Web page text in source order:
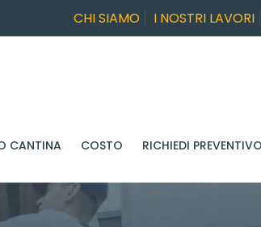
CHI SIAMO I NOSTRI LAVORI
CANTINA COSTO RICHIEDI PREVENTIVO